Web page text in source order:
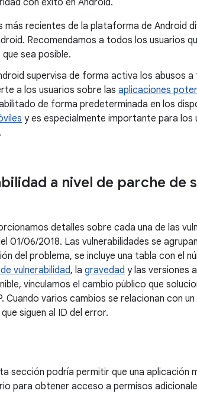
con éxito en Android.
más recientes de la plataforma de Android
Recomendamos a todos los usuarios
sea posible.
supervisa de forma activa los abusos
a los usuarios sobre las aplicaciones
de forma predeterminada en los
y es especialmente importante para los
a nivel de parche de
detalles sobre cada una de las
01/06/2018. Las vulnerabilidades se
del problema, se incluye una tabla con el
vulnerabilidad, la gravedad y las versiones
vinculamos el cambio público que
Cuando varios cambios se relacionan con
siguen al ID del error.
sección podría permitir que una aplicación
para obtener acceso a permisos